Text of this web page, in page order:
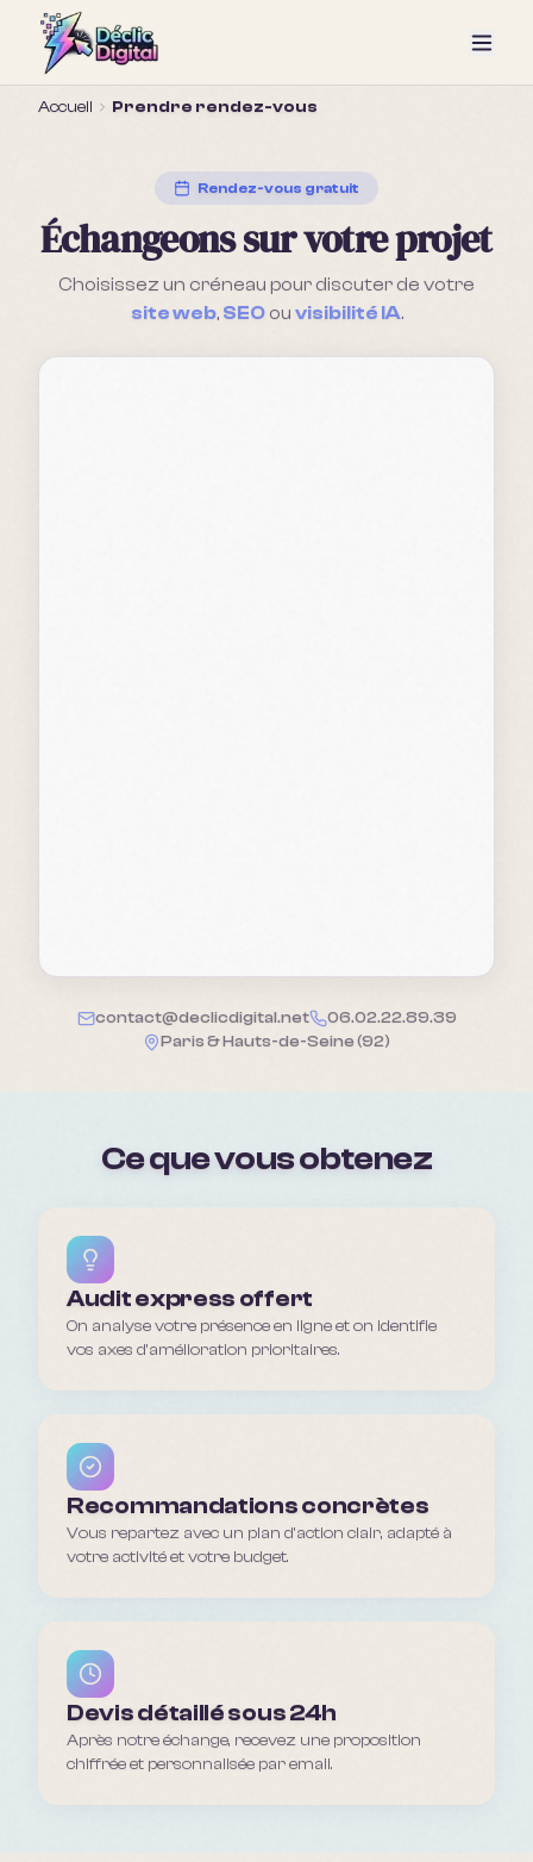
Accueil Prendre rendez-vous
Rendez-vous gratuit
Échangeons sur votre projet
Choisissez un créneau pour discuter de votre
site web, SEO ou visibilité IA.
contact@declicdigital.net
06.02.22.89.39
Paris & Hauts-de-Seine (92)
Ce que vous obtenez
Audit express offert
On analyse votre présence en ligne et on identifie
vos axes d'amélioration prioritaires.
Recommandations concrètes
Vous repartez avec un plan d'action clair, adapté à
votre activité et votre budget.
Devis détaillé sous 24h
Après notre échange, recevez une proposition
chiffrée et personnalisée par email.